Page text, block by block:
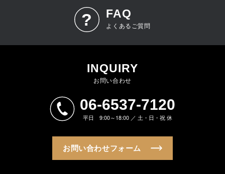
FAQ
よくあるご質問
INQUIRY
お問い合わせ
06-6537-7120
平日 9:00～18:00 ／ 土・日・祝 休
お問い合わせフォーム